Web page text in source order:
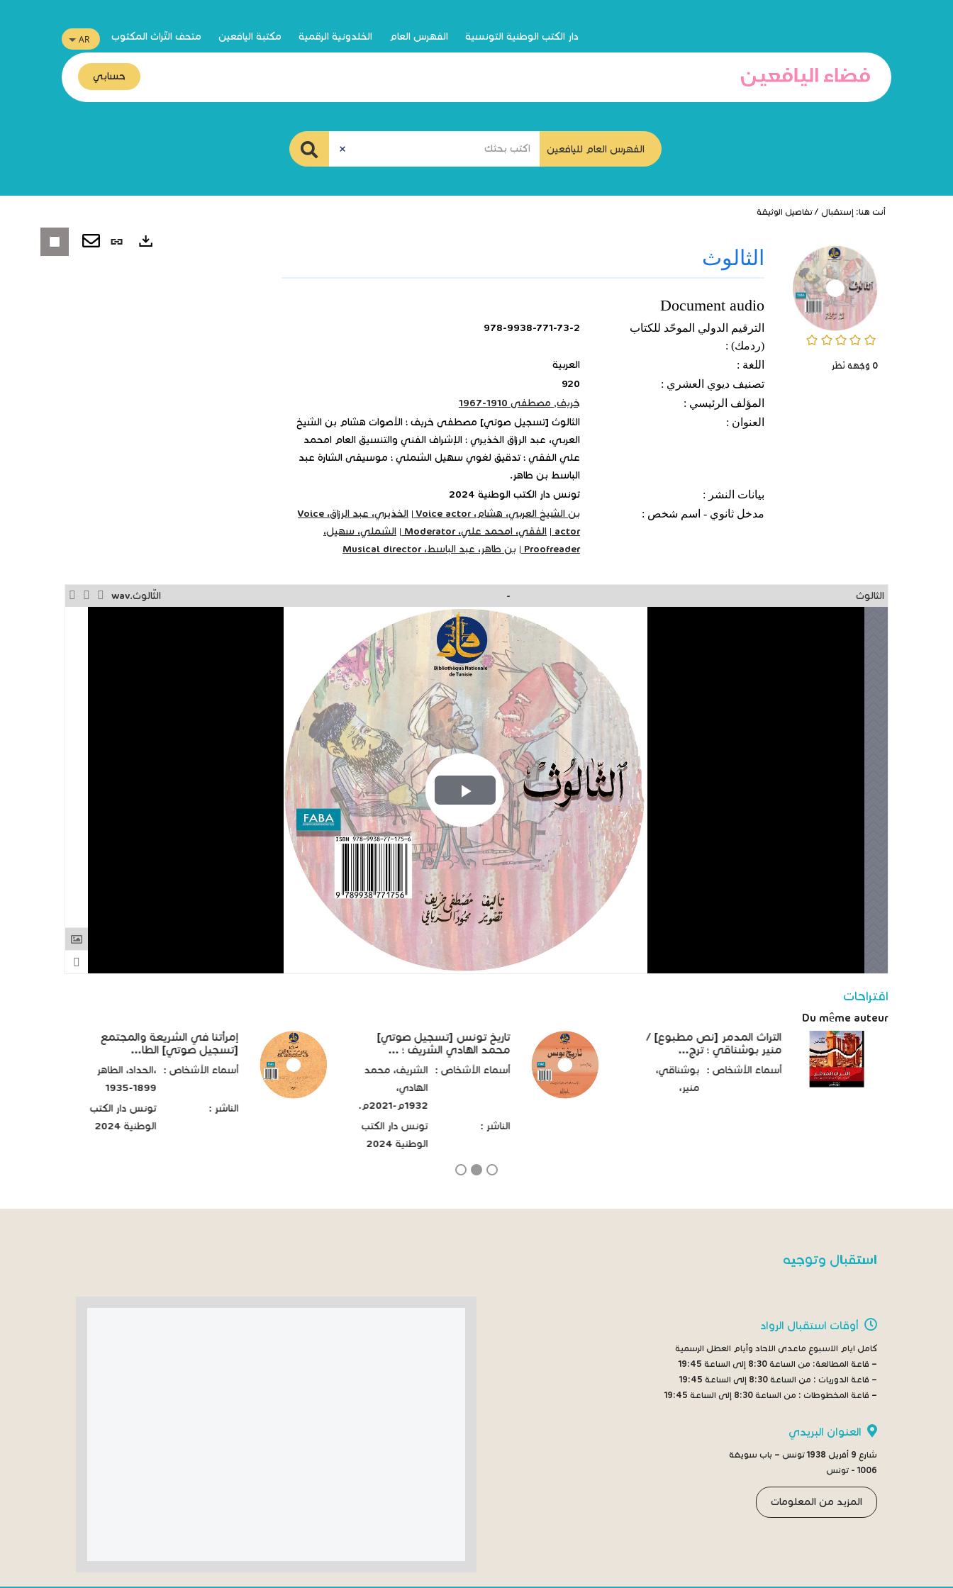
دار الكتب الوطنية التونسية الفهرس العام الخلدونية الرقمية مكتبة اليافعين متحف التّراث المكتوب
حسابي
الفهرس العام لليافعين
أنت هنا: إستقبال / تفاصيل الوثيقة
0/5
0 وُجْهَة نَظَر
الثالوث
Document audio
الترقيم الدولي الموحّد للكتاب
(ردمك) :
978-9938-771-73-2
اللغة :
العربية
تصنيف ديوي العشري :
920
المؤلف الرئيسي :
خريف, مصطفى 1910-1967
العنوان :
الثالوث [تسجيل صوتي] مصطفى خريف ؛ الأصوات هشام بن الشيخ
العربي، عبد الرزاق الخذيري ؛ الإشراف الفني والتنسيق العام امحمد
علي الفقي ؛ تدقيق لغوي سهيل الشملي ؛ موسيقى الشارة عبد
الباسط بن طاهر.
بيانات النشر :
تونس دار الكتب الوطنية 2024
مدخل ثانوي - اسم شخص :
بن الشيخ العربي، هشام، Voice actor |
الخذيري، عبد الرزاق، Voice
actor
| الفقي، امحمد علي، Moderator | الشملي، سهيل،
Proofreader
| بن طاهر، عبد الباسط، Musical director
رابط
الثالوث - الثّالوث.wav
Play
Video
اقتراحات
Du même auteur
تاريخ تونس [تسجيل صوتي]
محمد الهادي الشريف ؛ ...
أسماء الأشخاص :
الشريف، محمد
الهادي،
1932م-2021م.
الناشر :
تونس دار الكتب
الوطنية 2024
التراث المدمر [نص مطبوع] /
منير بوشناقي ؛ ترج...
أسماء الأشخاص :
بوشناقي،
منير،
إمرأتنا في الشريعة والمجتمع
[تسجيل صوتي] الطا...
أسماء الأشخاص :
،الحداد، الطاهر
1899-1935
الناشر :
تونس دار الكتب
الوطنية 2024
استقبال وتوجيه
أوقات استقبال الرواد
كامل ايام الاسبوع ماعدى الاحاد وأيام العطل الرسمية
– قاعة المطالعة: من الساعة 8:30 إلى الساعة 19:45
– قاعة الدوريات : من الساعة 8:30 إلى الساعة 19:45
– قاعة المخطوطات : من الساعة 8:30 إلى الساعة 19:45
العنوان البريدي
شارع 9 أفريل 1938 تونس – باب سويقة
1006 - تونس
المزيد من المعلومات